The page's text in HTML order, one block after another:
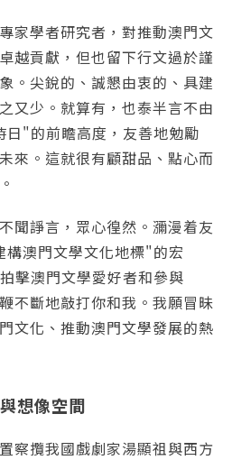
家學者研究者，對推動澳門文
越貢獻，但也留下行文過於謹
。尖銳的、誠懇由衷的、具建
又少。就算有，也泰半言不由
"的前瞻高度，友善地勉勵
來。這就很有顧甜品、點心而
聞諍言，眾心徨然。瀰漫着友
澳門文學文化地標"的宏
擊澳門文學愛好者和參與
不斷地敲打你和我。我願冒昧
文化、推動澳門文學發展的熱
想像空間
察攬我國戲劇家湯顯祖與西方